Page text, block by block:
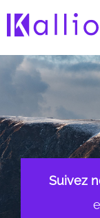
Suivez